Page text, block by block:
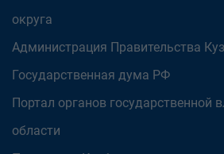
округа
Администрация Правительства
Государственная дума РФ
Портал органов государственной
области